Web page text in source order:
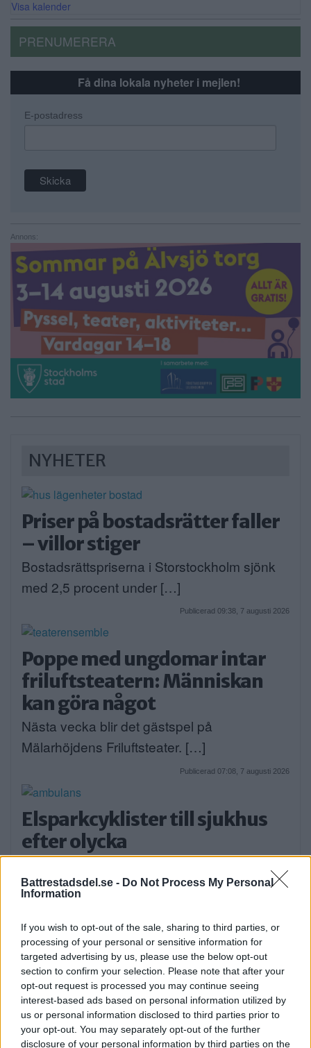
Battrestadsdel.se - Do Not Process My Personal
Information
If you wish to opt-out of the sale, sharing to third parties, or
processing of your personal or sensitive information for
targeted advertising by us, please use the below opt-out
section to confirm your selection. Please note that after your
opt-out request is processed you may continue seeing
interest-based ads based on personal information utilized by
us or personal information disclosed to third parties prior to
your opt-out. You may separately opt-out of the further
disclosure of your personal information by third parties on the
Visa kalender
PRENUMERERA
Få dina lokala nyheter i mejlen!
E-postadress
Annons:
NYHETER
Priser på bostadsrätter faller
– villor stiger
Bostadsrättspriserna i Storstockholm sjönk
med 2,5 procent under […]
Publicerad 09:38, 7 augusti 2026
Poppe med ungdomar intar
friluftsteatern: Människan
kan göra något
Nästa vecka blir det gästspel på
Mälarhöjdens Friluftsteater. […]
Publicerad 07:08, 7 augusti 2026
Elsparkcyklister till sjukhus
efter olycka
På onsdagskvällen körde en elsparkcykel in
i en […]
Alice, 17, sätter upp egen
musikal – här är de största
utmaningarna
Alice Stenberg är 17 år och har skrivit, […]